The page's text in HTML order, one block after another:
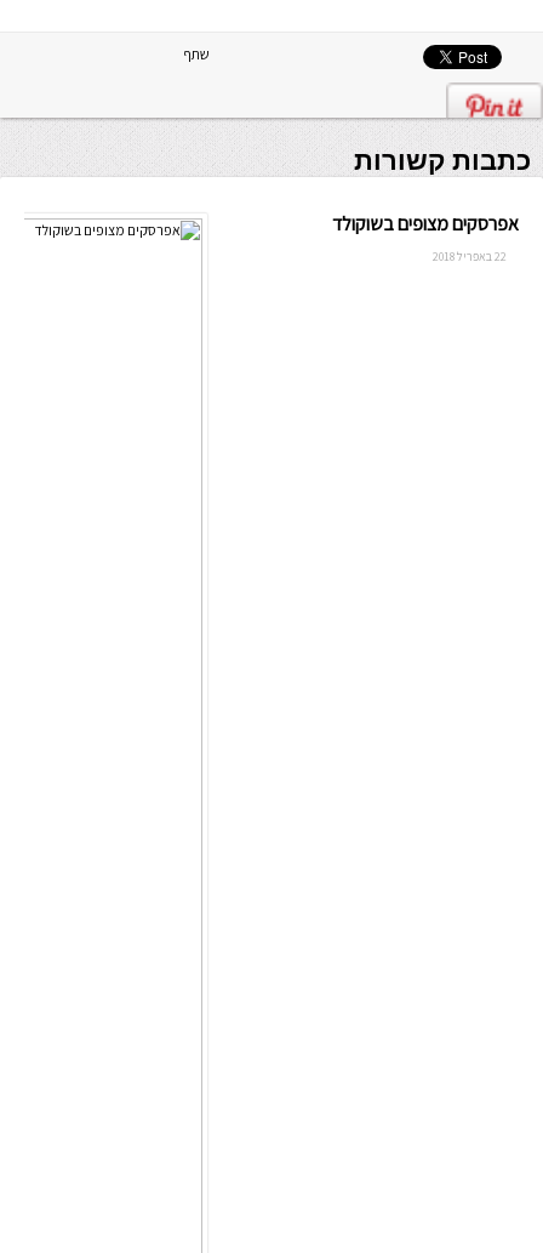
שתף
כתבות קשורות
אפרסקים מצופים בשוקולד
22 באפריל 2018